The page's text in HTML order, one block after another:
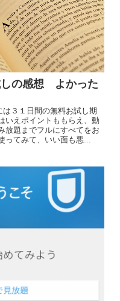
しの感想 よかった
は３１日間の無料お試し期
いえポイントももらえ、動
放題までフルにすべてをお
ってみて、いい面も悪...